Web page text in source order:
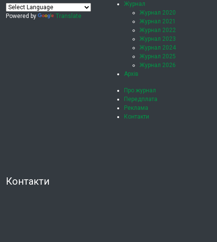
Powered by Translate
Журнал
Журнал 2020
Журнал 2021
Журнал 2022
Журнал 2023
Журнал 2024
Журнал 2025
Журнал 2026
Архів
Про журнал
Передплата
Реклама
Контакти
Контакти